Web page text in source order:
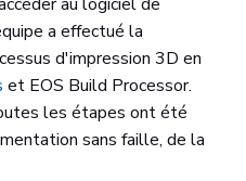
a effectué la
d'impression 3D en
et EOS Build Processor.
les étapes ont été
sans faille, de la